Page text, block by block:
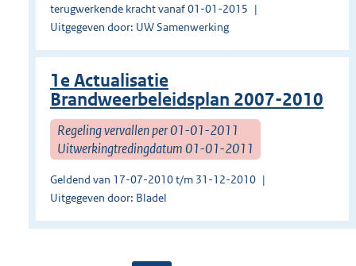
terugwerkende kracht vanaf 01-01-2015
Uitgegeven door: UW Samenwerking
1e Actualisatie
Brandweerbeleidsplan 2007-2010
Regeling vervallen per 01-01-2011
Uitwerkingtredingdatum 01-01-2011
Geldend van 17-07-2010 t/m 31-12-2010
Uitgegeven door: Bladel